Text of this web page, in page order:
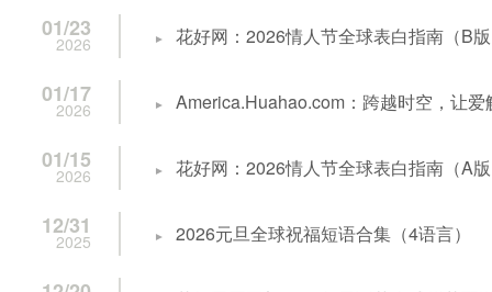
01/23
2026 花好网：2026情人节全球表白指南（B
01/17
2026 America.Huahao.com：跨越时空，让
01/15
2026 花好网：2026情人节全球表白指南（A
12/31
2025 2026元旦全球祝福短语合集（4语言）